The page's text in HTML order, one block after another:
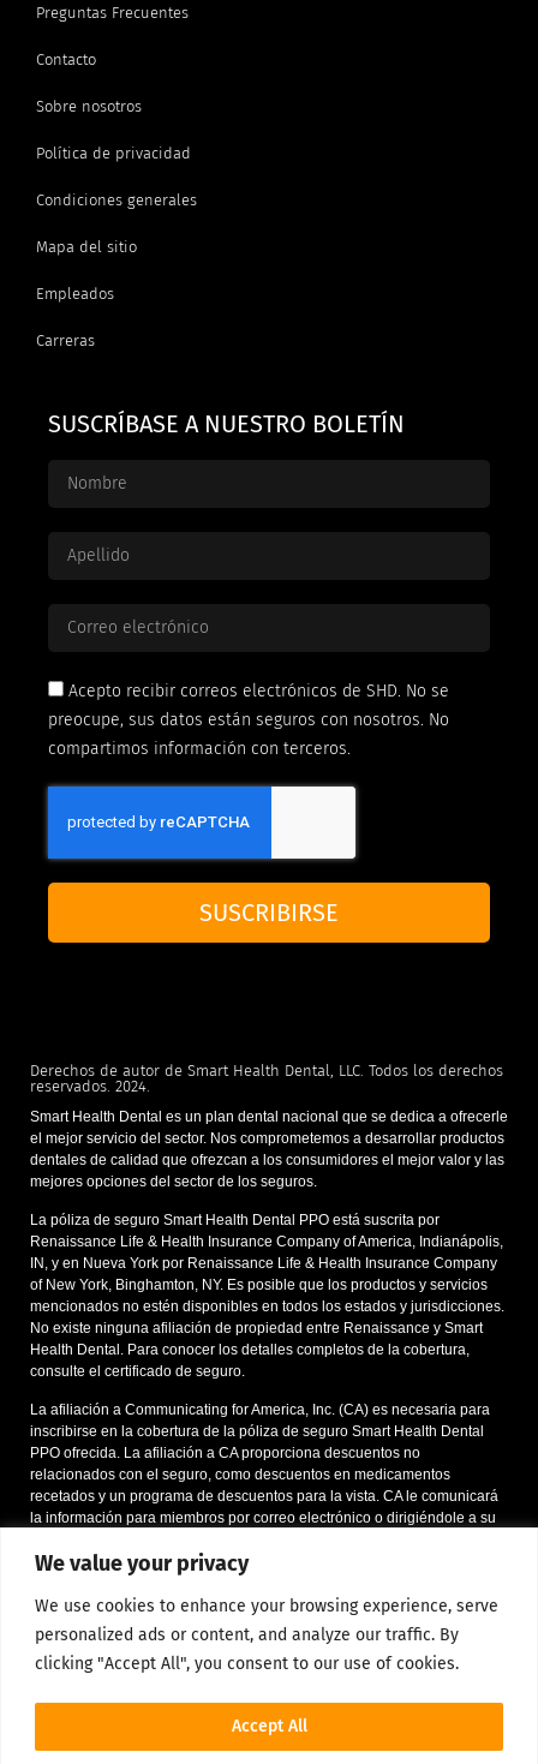
We value your privacy
We use cookies to enhance your browsing experience, serve
personalized ads or content, and analyze our traffic. By
clicking "Accept All", you consent to our use of cookies.
Accept All
Preguntas Frecuentes
Contacto
Sobre nosotros
Política de privacidad
Condiciones generales
Mapa del sitio
Empleados
Carreras
SUSCRÍBASE A NUESTRO BOLETÍN
Acepto recibir correos electrónicos de SHD. No se
preocupe, sus datos están seguros con nosotros. No
compartimos información con terceros.
SUSCRIBIRSE
Derechos de autor de Smart Health Dental, LLC. Todos los derechos
reservados. 2024.
Smart Health Dental es un plan dental nacional que se dedica a ofrecerle
el mejor servicio del sector. Nos comprometemos a desarrollar productos
dentales de calidad que ofrezcan a los consumidores el mejor valor y las
mejores opciones del sector de los seguros.
La póliza de seguro Smart Health Dental PPO está suscrita por
Renaissance Life & Health Insurance Company of America, Indianápolis,
IN, y en Nueva York por Renaissance Life & Health Insurance Company
of New York, Binghamton, NY. Es posible que los productos y servicios
mencionados no estén disponibles en todos los estados y jurisdicciones.
No existe ninguna afiliación de propiedad entre Renaissance y Smart
Health Dental. Para conocer los detalles completos de la cobertura,
consulte el certificado de seguro.
La afiliación a Communicating for America, Inc. (CA) es necesaria para
inscribirse en la cobertura de la póliza de seguro Smart Health Dental
PPO ofrecida. La afiliación a CA proporciona descuentos no
relacionados con el seguro, como descuentos en medicamentos
recetados y un programa de descuentos para la vista. CA le comunicará
la información para miembros por correo electrónico o dirigiéndole a su
dental, se le pedirá durante el proceso de inscripción que confirme la
electrónico para conocer todos los detalles.